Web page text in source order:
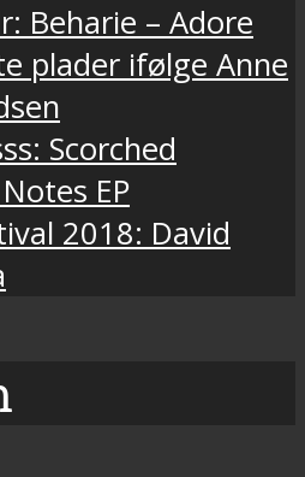
Beharie – Adore
plader ifølge Anne
Scorched
EP
2018: David